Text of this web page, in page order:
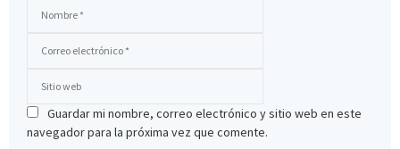
Guardar mi nombre, correo electrónico y sitio web en este
navegador para la próxima vez que comente.